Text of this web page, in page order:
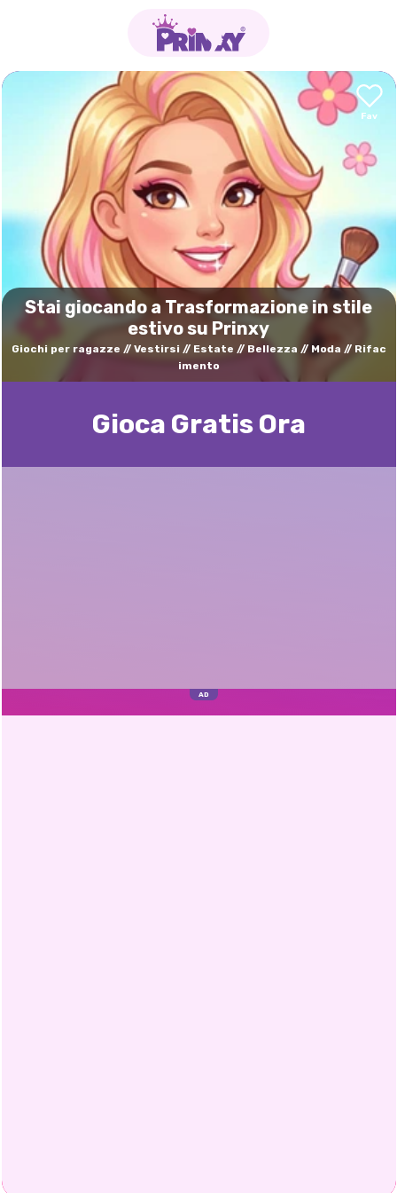
Stai giocando a Trasformazione in stile
estivo su Prinxy
Giochi per ragazze Vestirsi Estate Bellezza Moda
Rifac
imento
Gioca Gratis Ora